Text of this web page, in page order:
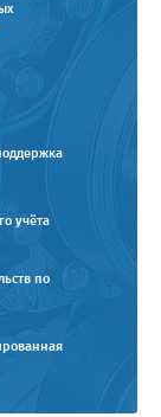
учёта
по